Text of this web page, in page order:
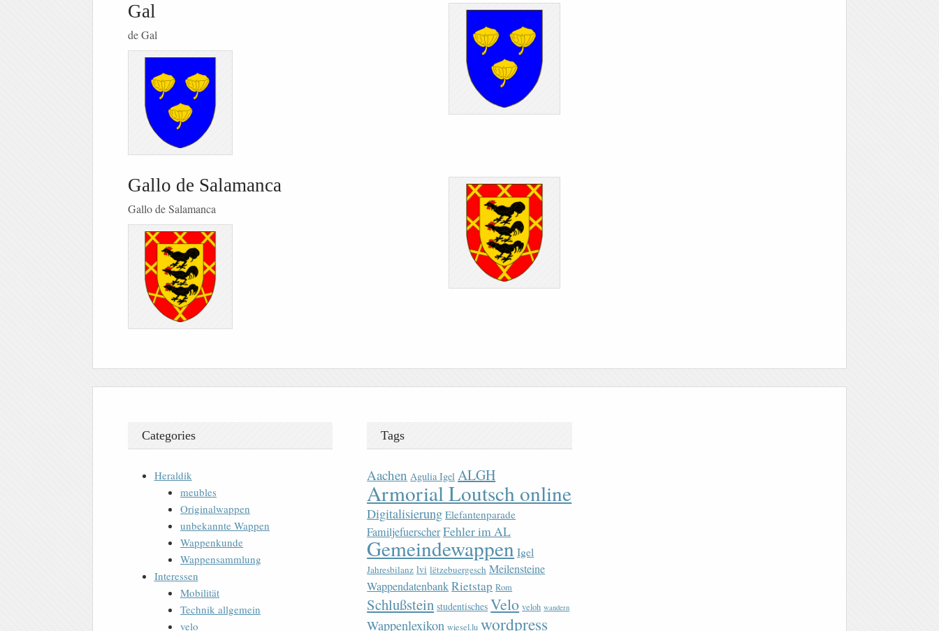
Gal
de Gal
Gallo de Salamanca
Gallo de Salamanca
Categories
Heraldik
meubles
Originalwappen
unbekannte Wappen
Wappenkunde
Wappensammlung
Interessen
Mobilität
Technik allgemein
velo
Tags
Aachen Agulia Igel ALGH
Armorial Loutsch online
Digitalisierung Elefantenparade
FamiljefuerscherFehler im AL
Gemeindewappen Igel
Jahresbilanz lvi lëtzebuergesch Meilensteine
WappendatenbankRietstap Rom
Schlußstein studentisches Velo veloh wandern
Wappenlexikon wiesel.lu wordpress